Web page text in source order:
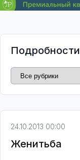
Подробности
24.10.2013 00:00
Женитьба